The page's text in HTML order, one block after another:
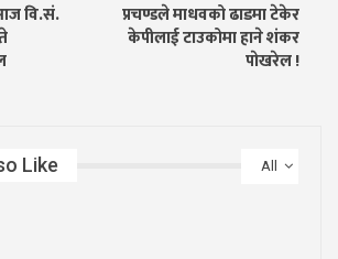
वि.सं.
प्रचण्डले माधवको ढाडमा टेकेर
केपीलाई टाउकोमा हाने शंकर
पाेखरेल !
All
Like